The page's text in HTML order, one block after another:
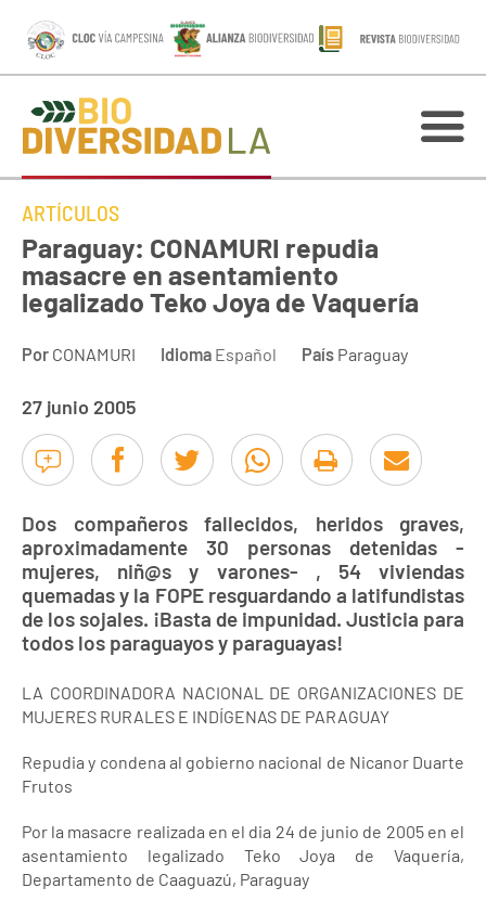
ARTÍCULOS
Paraguay: CONAMURI repudia
masacre en asentamiento
legalizado Teko Joya de Vaquería
Por CONAMURI Idioma Español País Paraguay
27 junio 2005
Dos compañeros fallecidos, heridos graves,
aproximadamente 30 personas detenidas -
mujeres, niñ@s y varones- , 54 viviendas
quemadas y la FOPE resguardando a latifundistas
de los sojales. ¡Basta de impunidad. Justicia para
todos los paraguayos y paraguayas!
LA COORDINADORA NACIONAL DE ORGANIZACIONES DE
MUJERES RURALES E INDÍGENAS DE PARAGUAY
Repudia y condena al gobierno nacional de Nicanor Duarte
Frutos
Por la masacre realizada en el dia 24 de junio de 2005 en el
asentamiento legalizado Teko Joya de Vaquería,
Departamento de Caaguazú, Paraguay